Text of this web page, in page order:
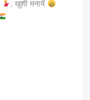
, खुशी मनायें